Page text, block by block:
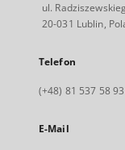
ul.
20-031 Lublin,
Telefon
(+48) 81 537 58 93
E-Mail